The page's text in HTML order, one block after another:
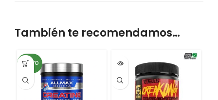
También te recomendamos…
NUEVO